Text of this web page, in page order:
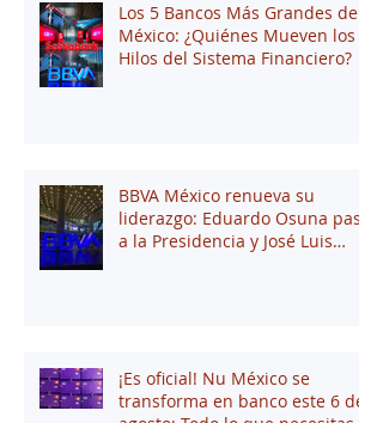
Los 5 Bancos Más Grandes de
México: ¿Quiénes Mueven los
Hilos del Sistema Financiero?
BBVA México renueva su
liderazgo: Eduardo Osuna pasa
a la Presidencia y José Luis
¡Es oficial! Nu México se
transforma en banco este 6 de